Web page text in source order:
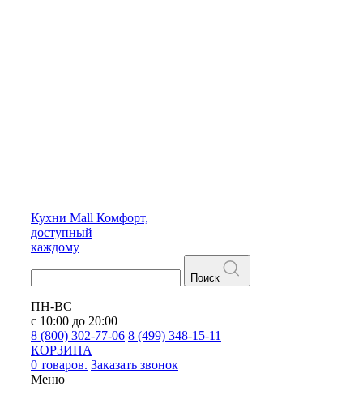
Кухни Mall Комфорт,
доступный
каждому
Поиск
ПН-ВС
с 10:00 до 20:00
8 (800) 302-77-06 8 (499) 348-15-11
КОРЗИНА
0 товаров. Заказать звонок
Меню